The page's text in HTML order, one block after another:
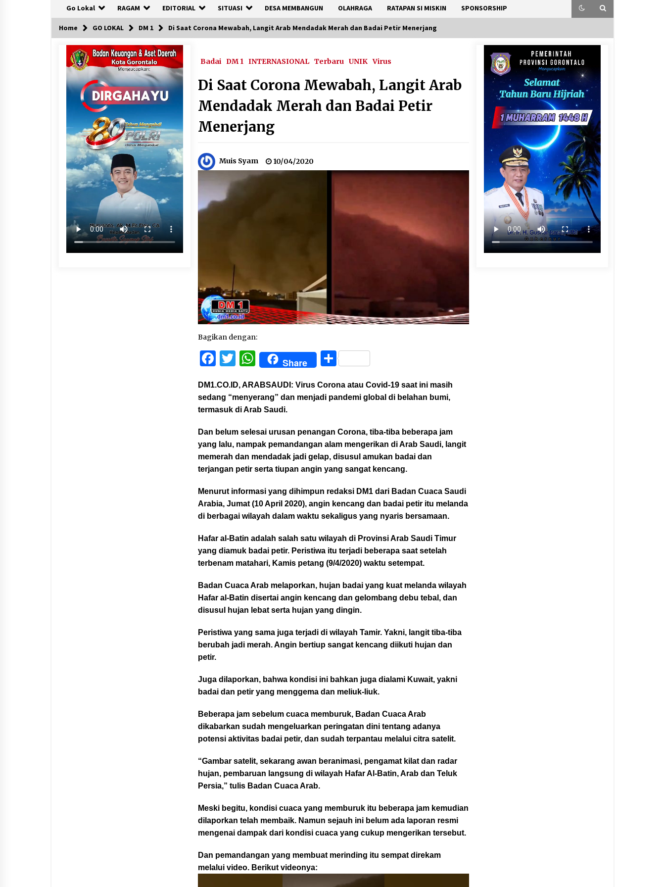
Go Lokal RAGAM EDITORIAL SITUASI DESA MEMBANGUN OLAHRAGA RATAPAN SI MISKIN SPONSORSHIP
Home GO LOKAL DM 1 Di Saat Corona Mewabah, Langit Arab Mendadak Merah dan Badai Petir Menerjang
Badai DM 1 INTERNASIONAL Terbaru UNIK Virus
Di Saat Corona Mewabah, Langit Arab
Mendadak Merah dan Badai Petir
Menerjang
Muis Syam 10/04/2020
Bagikan dengan:
Facebook
Twitter
WhatsApp
Share Share
DM1.CO.ID, ARABSAUDI: Virus Corona atau Covid-19 saat ini masih
sedang “menyerang” dan menjadi pandemi global di belahan bumi,
termasuk di Arab Saudi.
Dan belum selesai urusan penangan Corona, tiba-tiba beberapa jam
yang lalu, nampak pemandangan alam mengerikan di Arab Saudi, langit
memerah dan mendadak jadi gelap, disusul amukan badai dan
terjangan petir serta tiupan angin yang sangat kencang.
Menurut informasi yang dihimpun redaksi DM1 dari Badan Cuaca Saudi
Arabia, Jumat (10 April 2020), angin kencang dan badai petir itu melanda
di berbagai wilayah dalam waktu sekaligus yang nyaris bersamaan.
Hafar al-Batin adalah salah satu wilayah di Provinsi Arab Saudi Timur
yang diamuk badai petir. Peristiwa itu terjadi beberapa saat setelah
terbenam matahari, Kamis petang (9/4/2020) waktu setempat.
Badan Cuaca Arab melaporkan, hujan badai yang kuat melanda wilayah
Hafar al-Batin disertai angin kencang dan gelombang debu tebal, dan
disusul hujan lebat serta hujan yang dingin.
Peristiwa yang sama juga terjadi di wilayah Tamir. Yakni, langit tiba-tiba
berubah jadi merah. Angin bertiup sangat kencang diikuti hujan dan
petir.
Juga dilaporkan, bahwa kondisi ini bahkan juga dialami Kuwait, yakni
badai dan petir yang menggema dan meliuk-liuk.
Beberapa jam sebelum cuaca memburuk, Badan Cuaca Arab
dikabarkan sudah mengeluarkan peringatan dini tentang adanya
potensi aktivitas badai petir, dan sudah terpantau melalui citra satelit.
“Gambar satelit, sekarang awan beranimasi, pengamat kilat dan radar
hujan, pembaruan langsung di wilayah Hafar Al-Batin, Arab dan Teluk
Persia,” tulis Badan Cuaca Arab.
Meski begitu, kondisi cuaca yang memburuk itu beberapa jam kemudian
dilaporkan telah membaik. Namun sejauh ini belum ada laporan resmi
mengenai dampak dari kondisi cuaca yang cukup mengerikan tersebut.
Dan pemandangan yang membuat merinding itu sempat direkam
melalui video. Berikut videonya: